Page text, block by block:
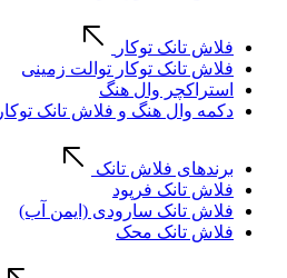
فلاش تانک توکار
فلاش تانک توکار توالت زمینی
استراکچر وال هنگ
دکمه وال هنگ و فلاش تانک توکار
برندهای فلاش تانک
فلاش تانک فرپود
فلاش تانک سارودی (ایمن آب)
فلاش تانک محک